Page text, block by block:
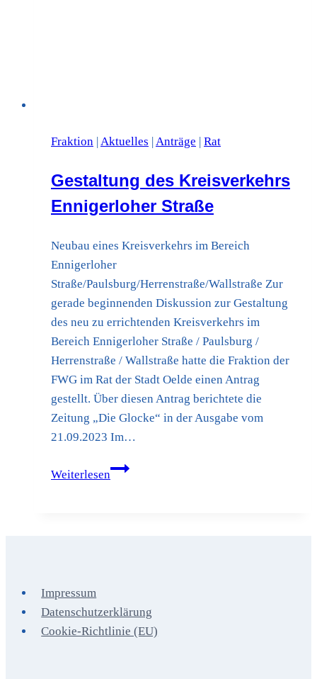
Fraktion |Aktuelles |Anträge | Rat
Gestaltung des Kreisverkehrs
Ennigerloher Straße
Neubau eines Kreisverkehrs im Bereich
Ennigerloher
Straße/Paulsburg/Herrenstraße/Wallstraße Zur
gerade beginnenden Diskussion zur Gestaltung
des neu zu errichtenden Kreisverkehrs im
Bereich Ennigerloher Straße / Paulsburg /
Herrenstraße / Wallstraße hatte die Fraktion der
FWG im Rat der Stadt Oelde einen Antrag
gestellt. Über diesen Antrag berichtete die
Zeitung „Die Glocke“ in der Ausgabe vom
21.09.2023 Im…
Weiterlesen
Gestaltung
Impressum
Datenschutzerklärung
Cookie-Richtlinie (EU)